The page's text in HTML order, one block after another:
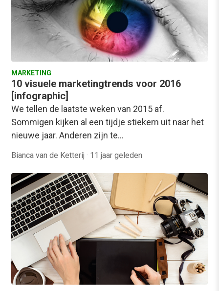
MARKETING
10 visuele marketingtrends voor 2016
[infographic]
We tellen de laatste weken van 2015 af.
Sommigen kijken al een tijdje stiekem uit naar het
nieuwe jaar. Anderen zijn te…
Bianca van de Ketterij · 11 jaar geleden